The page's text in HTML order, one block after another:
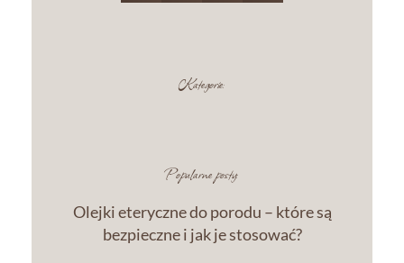
Kategorie:
Popularne posty:
Olejki eteryczne do porodu – które są
bezpieczne i jak je stosować?